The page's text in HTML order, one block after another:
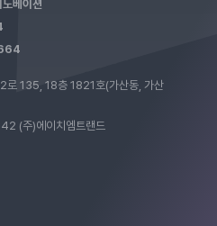
베이션
로 135, 18층 1821호(가산동, 가산
(주)에이치엠트랜드